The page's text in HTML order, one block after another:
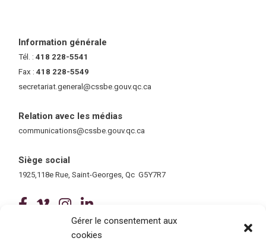
Gérer le consentement aux
cookies
Information générale
Tél. :418 228-5541
Fax :418 228-5549
secretariat.general@cssbe.gouv.qc.ca
Relation avec les médias
communications@cssbe.gouv.qc.ca
Siège social
1925,118e Rue, Saint-Georges, Qc G5Y7R7
(ce lien ouvre dans une nouvelle
(ce lien ouvre dans une nouvelle
(ce lien ouvre dans une
Tous droits réservés © 2026 Centre de services scolaire de la